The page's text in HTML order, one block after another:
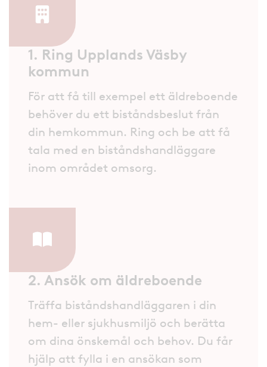
1. Ring Upplands Väsby
kommun
För att få till exempel ett äldreboende
behöver du ett biståndsbeslut från
din hemkommun. Ring och be att få
tala med en biståndshandläggare
inom området omsorg.
2. Ansök om äldreboende
Träffa biståndshandläggaren i din
hem- eller sjukhusmiljö och berätta
om dina önskemål och behov. Du får
hjälp att fylla i en ansökan som